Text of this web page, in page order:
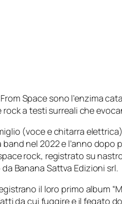
Space sono l’enzima
a testi surreali che
(voce e chitarra
band nel 2022 e l’anno
rock, registrato su
Banana Sattva Edizioni srl.
il loro primo album
da cui fuggire e il fegato